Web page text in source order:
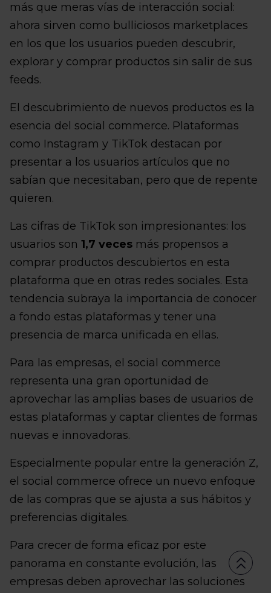
más que meras vías de interacción social:
ahora sirven como bulliciosos marketplaces
en los que los usuarios pueden descubrir,
explorar y comprar productos sin salir de sus
feeds.
El descubrimiento de nuevos productos es la
esencia del social commerce. Plataformas
como Instagram y TikTok destacan por
presentar a los usuarios artículos que no
sabían que necesitaban, pero que de repente
quieren.
Las cifras de TikTok son impresionantes: los
usuarios son 1,7 veces más propensos a
comprar productos descubiertos en esta
plataforma que en otras redes sociales. Esta
tendencia subraya la importancia de conocer
a fondo estas plataformas y tener una
presencia de marca unificada en ellas.
Para las empresas, el social commerce
representa una gran oportunidad de
aprovechar las amplias bases de usuarios de
estas plataformas y captar clientes de formas
nuevas e innovadoras.
Especialmente popular entre la generación Z,
el social commerce ofrece un nuevo enfoque
de las compras que se ajusta a sus hábitos y
preferencias digitales.
Para crecer de forma eficaz por este
panorama en constante evolución, las
empresas deben aprovechar las soluciones